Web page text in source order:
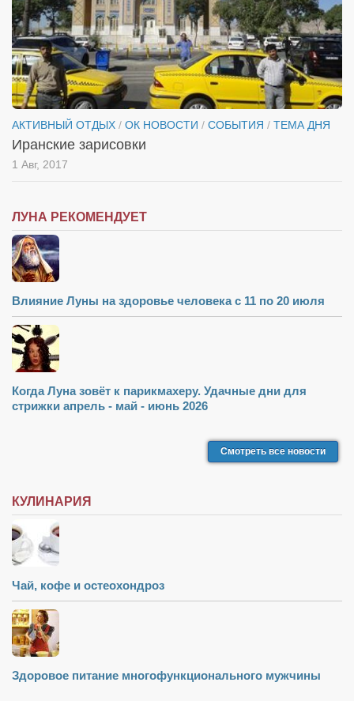
АКТИВНЫЙ ОТДЫХ / ОК НОВОСТИ / СОБЫТИЯ / ТЕМА ДНЯ
Иранские зарисовки
1 Авг, 2017
ЛУНА РЕКОМЕНДУЕТ
Влияние Луны на здоровье человека с 11 по 20 июля
Когда Луна зовёт к парикмахеру. Удачные дни для
стрижки апрель - май - июнь 2026
Смотреть все новости
КУЛИНАРИЯ
Чай, кофе и остеохондроз
Здоровое питание многофункционального мужчины